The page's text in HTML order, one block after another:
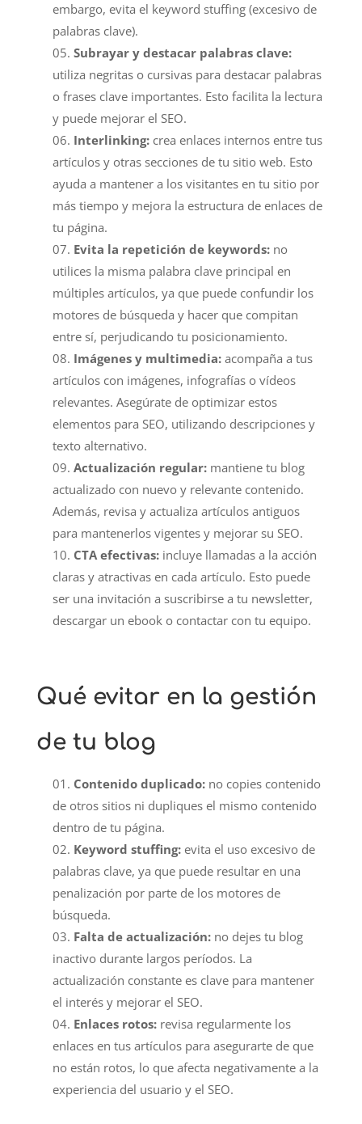
embargo, evita el keyword stuffing (excesivo de
palabras clave).
Subrayar y destacar palabras clave:
utiliza negritas o cursivas para destacar palabras
o frases clave importantes. Esto facilita la lectura
y puede mejorar el SEO.
Interlinking: crea enlaces internos entre tus
artículos y otras secciones de tu sitio web. Esto
ayuda a mantener a los visitantes en tu sitio por
más tiempo y mejora la estructura de enlaces de
tu página.
Evita la repetición de keywords:no
utilices la misma palabra clave principal en
múltiples artículos, ya que puede confundir los
motores de búsqueda y hacer que compitan
entre sí, perjudicando tu posicionamiento.
Imágenes y multimedia: acompaña a tus
artículos con imágenes, infografías o vídeos
relevantes. Asegúrate de optimizar estos
elementos para SEO, utilizando descripciones y
texto alternativo.
Actualización regular:mantiene tu blog
actualizado con nuevo y relevante contenido.
Además, revisa y actualiza artículos antiguos
para mantenerlos vigentes y mejorar su SEO.
CTA efectivas: incluye llamadas a la acción
claras y atractivas en cada artículo. Esto puede
ser una invitación a suscribirse a tu newsletter,
descargar un ebook o contactar con tu equipo.
Qué evitar en la gestión
de tu blog
Contenido duplicado: no copies contenido
de otros sitios ni dupliques el mismo contenido
dentro de tu página.
Keyword stuffing: evita el uso excesivo de
palabras clave, ya que puede resultar en una
penalización por parte de los motores de
búsqueda.
Falta de actualización: no dejes tu blog
inactivo durante largos períodos. La
actualización constante es clave para mantener
el interés y mejorar el SEO.
Enlaces rotos: revisa regularmente los
enlaces en tus artículos para asegurarte de que
no están rotos, lo que afecta negativamente a la
experiencia del usuario y el SEO.